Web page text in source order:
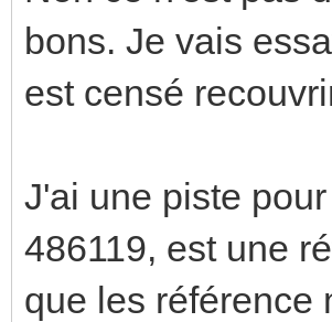
bons. Je vais
est censé
J'ai une piste
486119, est une
que les référence